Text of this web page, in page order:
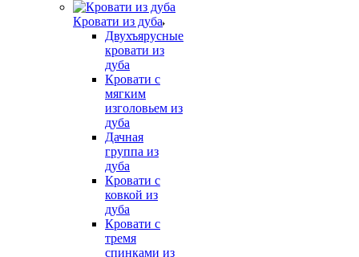
Кровати из дуба
Двухъярусные
кровати из
дуба
Кровати с
мягким
изголовьем из
дуба
Дачная
группа из
дуба
Кровати с
ковкой из
дуба
Кровати с
тремя
спинками из